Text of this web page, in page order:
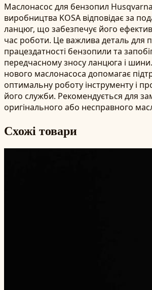
Маслонасос для бензопил
виробництва KOSA відповідає за
ланцюг, що забезпечує його
час роботи. Це важлива деталь для
працездатності бензопили та
передчасному зносу ланцюга і
нового маслонасоса допомагає
оптимальну роботу інструменту і
його служби. Рекомендується для
оригінального або несправного
Схожі товари